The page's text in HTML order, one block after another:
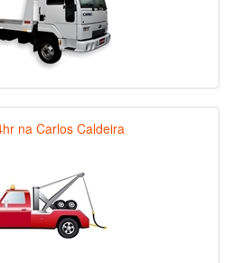
na Carlos Caldeira